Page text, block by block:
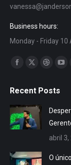
Business hours:
Monday - Friday 10
Encontre-nos em:
Facebook
opens
in
new
opens
in
new
Dribbble
opens
in
new
new
Recent Posts
abril 3,
O